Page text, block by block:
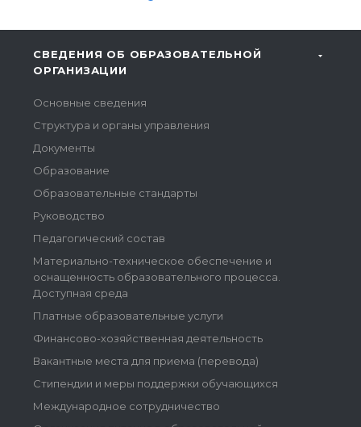
СВЕДЕНИЯ ОБ ОБРАЗОВАТЕЛЬНОЙ
ОРГАНИЗАЦИИ
Основные сведения
Структура и органы управления
Документы
Образование
Образовательные стандарты
Руководство
Педагогический состав
Материально-техническое обеспечение и
оснащенность образовательного процесса.
Доступная среда
Платные образовательные услуги
Финансово-хозяйственная деятельность
Вакантные места для приема (перевода)
Стипендии и меры поддержки обучающихся
Международное сотрудничество